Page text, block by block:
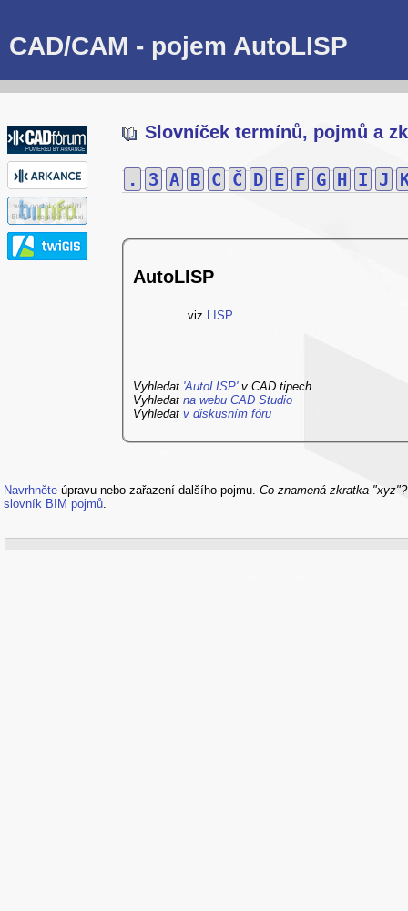
CAD/CAM - pojem AutoLISP
Slovníček termínů, pojmů a
. 3 A B C Č D E F G H I J
AutoLISP
viz LISP
Vyhledat 'AutoLISP'v CAD tipech
Vyhledat na webu CAD Studio
Vyhledat v diskusním fóru
Navrhněte úpravu nebo zařazení dalšího pojmu. Co znamená zkratka
slovník BIM pojmů